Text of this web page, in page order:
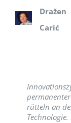
Dražen
Carić
rütteln an